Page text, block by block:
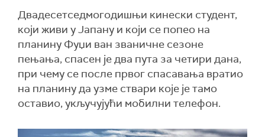
Двадесетседмогодишњи кинески студент,
који живи у Јапану и који се попео на
планину Фуџи ван званичне сезоне
пењања, спасен је два пута за четири дана,
при чему се после првог спасавања вратио
на планину да узме ствари које је тамо
оставио, укључујући мобилни телефон.